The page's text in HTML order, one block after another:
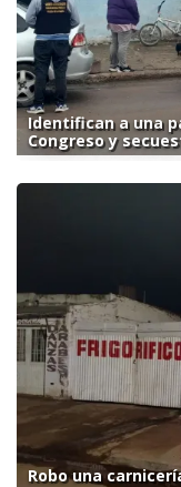
Identifican a una
Congreso y
Robo una